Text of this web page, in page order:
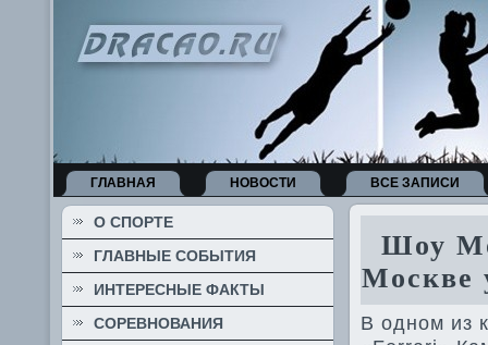
ГЛАВНАЯ НОВОСТИ ВСЕ ЗАПИСИ
О СПОРТЕ
ГЛАВНЫЕ СОБЫТИЯ
ИНТЕРЕСНЫЕ ФАКТЫ
СОРЕВНОВАНИЯ
Шоу
Москве­
В одном из